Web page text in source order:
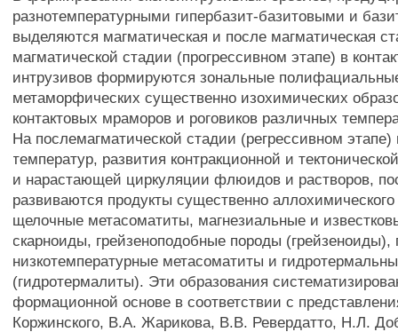
разнотемпературными гипербазит-базитовыми и
выделяются магматическая и после магматическая
магматической стадии (прогрессивном этапе) в
интрузивов формируются зональные
метаморфических существенно изохимических
контактовых мраморов и роговиков различных
На послемагматической стадии (регрессивном
температур, развития контракционной и
и нарастающей циркуляции флюидов и растворов,
развиваются продукты существенно
щелочные метасоматиты, магнезиальные и
скарноиды, грейзеноподобные породы (грейзеноиды),
низкотемпературные метасоматиты и
(гидротермалиты). Эти образования
формационной основе в соответствии с
Коржинского, В.А. Жарикова, В.В. Ревердатто, Н.Л.